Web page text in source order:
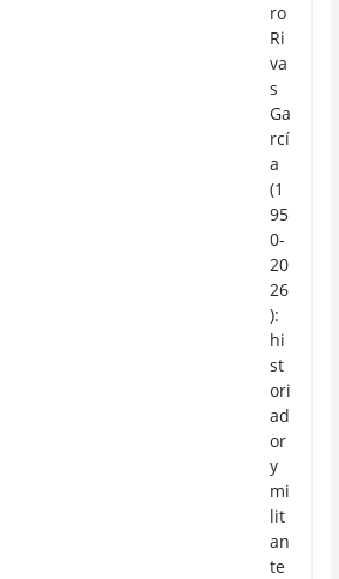
ro
Ri
va
s
Ga
rcí
a
(1
95
0-
20
26
):
hi
st
ori
ad
or
y
mi
lit
an
te